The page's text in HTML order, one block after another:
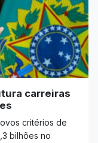
carreiras
critérios de
bilhões no